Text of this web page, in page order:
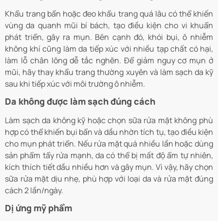
Khẩu trang bẩn hoặc đeo khẩu trang quá lâu có thể khiến
vùng da quanh mũi bí bách, tạo điều kiện cho vi khuẩn
phát triển, gây ra mụn. Bên cạnh đó, khói bụi, ô nhiễm
không khí cũng làm da tiếp xúc với nhiều tạp chất có hại,
làm lỗ chân lông dễ tắc nghẽn. Để giảm nguy cơ mụn ở
mũi, hãy thay khẩu trang thường xuyên và làm sạch da kỹ
sau khi tiếp xúc với môi trường ô nhiễm.
Da không được làm sạch đúng cách
Làm sạch da không kỹ hoặc chọn sữa rửa mặt không phù
hợp có thể khiến bụi bẩn và dầu nhờn tích tụ, tạo điều kiện
cho mụn phát triển. Nếu rửa mặt quá nhiều lần hoặc dùng
sản phẩm tẩy rửa mạnh, da có thể bị mất độ ẩm tự nhiên,
kích thích tiết dầu nhiều hơn và gây mụn. Vì vậy, hãy chọn
sữa rửa mặt dịu nhẹ, phù hợp với loại da và rửa mặt đúng
cách 2 lần/ngày.
Dị ứng mỹ phẩm